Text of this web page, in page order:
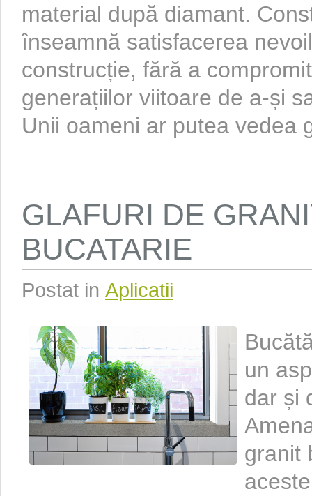
material după diamant.
înseamnă satisfacerea
construcție, fără a
generațiilor viitoare de a-și
Unii oameni ar putea vedea
GLAFURI DE
BUCATARIE
Postat in Aplicatii
un
dar și
granit